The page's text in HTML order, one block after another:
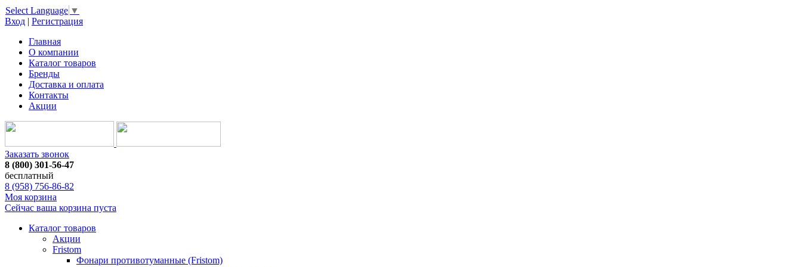
Select Language ▼
Вход | Регистрация
Главная
О компании
Каталог товаров
Бренды
Доставка и оплата
Контакты
Акции
Заказать звонок
8 (800) 301-56-47
бесплатный
8 (958) 756-86-82
Моя корзина
Сейчас ваша корзина пуста
Каталог товаров
Акции
Fristom
Фонари противотуманные (Fristom)